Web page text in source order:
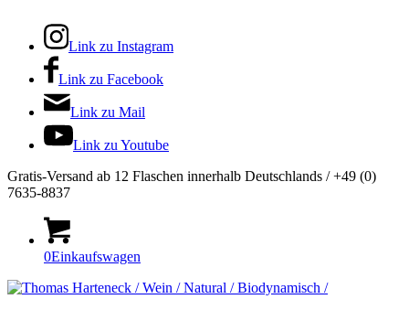
Link zu Instagram
Link zu Facebook
Link zu Mail
Link zu Youtube
Gratis-Versand ab 12 Flaschen innerhalb Deutschlands / +49 (0)
7635-8837
0Einkaufswagen